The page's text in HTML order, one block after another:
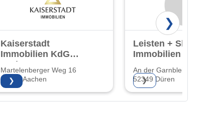
Kaiserstadt
Immobilien KdG
GmbH & Co. KG
Martelenberger Weg 16
52066 Aachen
❯
Leisten + Sharif
Immobilien GmbH
An der Garnbleiche 12
52349 Düren
❯
❯